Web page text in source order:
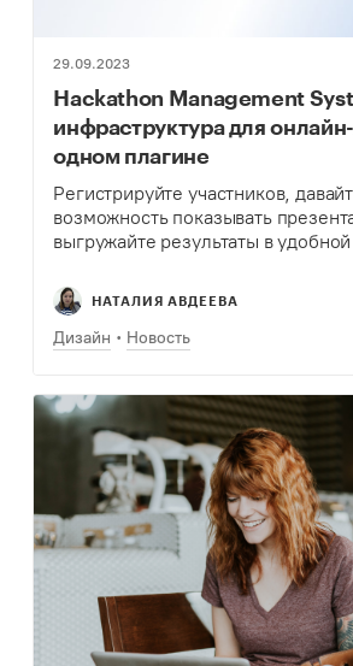
29.09.2023
Hackathon Management
инфраструктура для
одном плагине
Регистрируйте участников,
возможность показывать
выгружайте результаты в
НАТАЛИЯ АВДЕЕВА
Дизайн Новость